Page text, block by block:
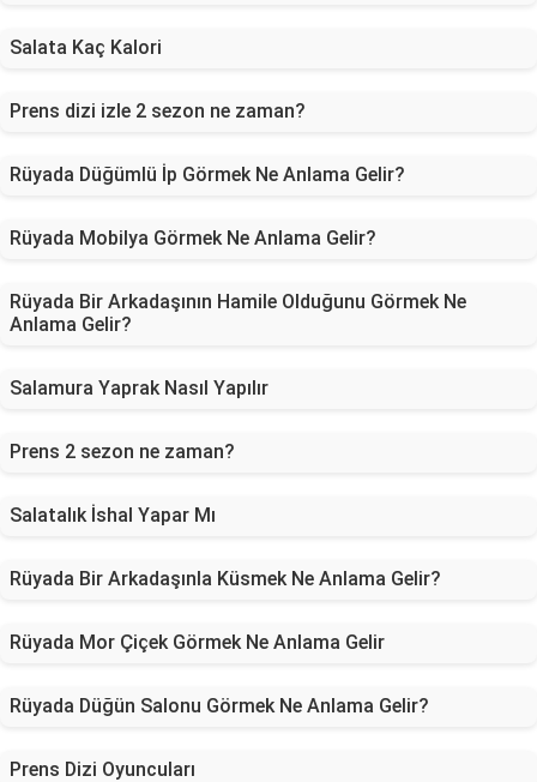
Salata Kaç Kalori
Prens dizi izle 2 sezon ne zaman?
Rüyada Düğümlü İp Görmek Ne Anlama Gelir?
Rüyada Mobilya Görmek Ne Anlama Gelir?
Rüyada Bir Arkadaşının Hamile Olduğunu Görmek Ne
Anlama Gelir?
Salamura Yaprak Nasıl Yapılır
Prens 2 sezon ne zaman?
Salatalık İshal Yapar Mı
Rüyada Bir Arkadaşınla Küsmek Ne Anlama Gelir?
Rüyada Mor Çiçek Görmek Ne Anlama Gelir
Rüyada Düğün Salonu Görmek Ne Anlama Gelir?
Prens Dizi Oyuncuları